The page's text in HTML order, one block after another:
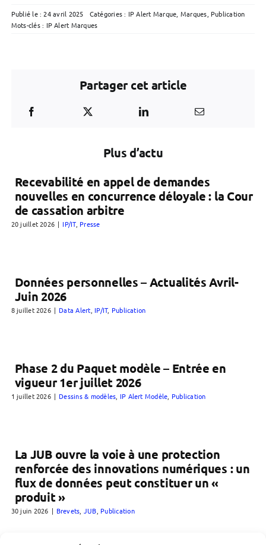
Publié le : 24 avril 2025 Catégories : IP Alert Marque Marques Publication
Mots-clés : IP Alert Marques
Partager cet article
Plus d’actu
Recevabilité en appel de demandes
nouvelles en concurrence déloyale : la Cour
de cassation arbitre
20 juillet 2026 | IP/IT, Presse
Données personnelles – Actualités Avril-
Juin 2026
8 juillet 2026 | Data Alert IP/IT, Publication
Phase 2 du Paquet modèle – Entrée en
vigueur 1er juillet 2026
1 juillet 2026 | Dessins & modèles IP Alert Modèle Publication
La JUB ouvre la voie à une protection
renforcée des innovations numériques : un
flux de données peut constituer un «
produit »
30 juin 2026 | Brevets JUB Publication